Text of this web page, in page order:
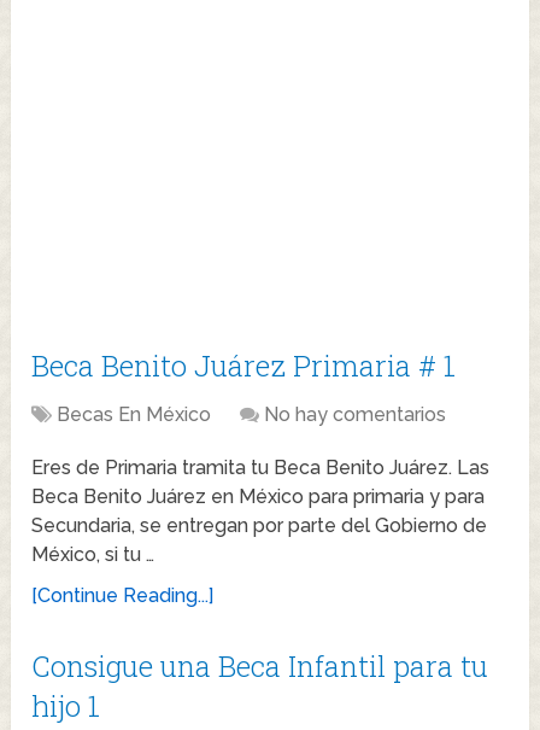
Beca Benito Juárez Primaria # 1
Becas En México No hay comentarios
Eres de Primaria tramita tu Beca Benito Juárez. Las
Beca Benito Juárez en México para primaria y para
Secundaria, se entregan por parte del Gobierno de
México, si tu …
[Continue Reading...]
Consigue una Beca Infantil para tu
hijo 1